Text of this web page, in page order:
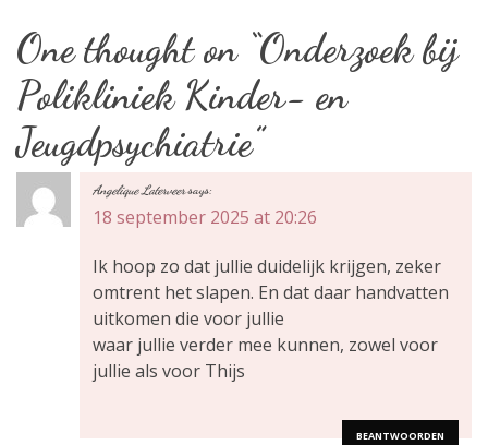
r
i
c
h
t
One thought on “Onderzoek bij
Polikliniek Kinder- en
Jeugdpsychiatrie”
Angelique Laterveer says:
18 september 2025 at 20:26
Ik hoop zo dat jullie duidelijk krijgen, zeker
omtrent het slapen. En dat daar handvatten
uitkomen die voor jullie
waar jullie verder mee kunnen, zowel voor
jullie als voor Thijs
BEANTWOORDEN